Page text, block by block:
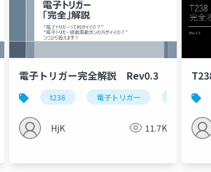
mosfet trigger mechanism customization
電子トリガー完全解説 Rev0.3
t238 電子トリガー
HjK 11.7K